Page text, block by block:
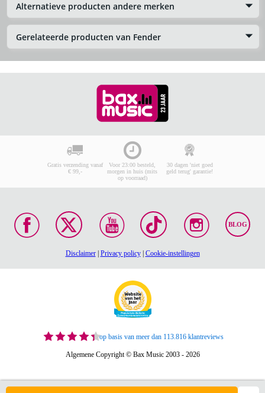
Alternatieve producten andere merken
Gerelateerde producten van Fender
Gratis verzending vanaf
€ 99,-
Voor 23:00 besteld,
morgen in huis (mits
op voorraad)
30 dagen 'niet goed
geld terug' garantie!
BLOG
Disclaimer| Privacy policy| Cookie-instellingen
op basis van meer dan 113.816 klantreviews
Algemene Copyright © Bax Music 2003 - 2026